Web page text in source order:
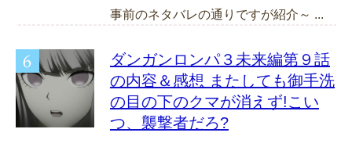
事前のネタバレの通りですが紹介～ ...
ダンガンロンパ３未来編第９話
の内容＆感想 またしても御手洗
の目の下のクマが消えず!こい
つ、襲撃者だろ?